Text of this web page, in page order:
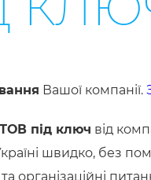
Вашої компанії.
під ключ від
швидко, без
організаційні